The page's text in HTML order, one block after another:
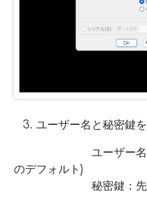
ユーザー名と秘密鍵
ユーザー名：
のデフォルト)
秘密鍵：先ほど